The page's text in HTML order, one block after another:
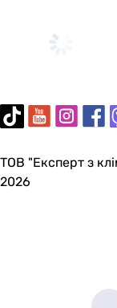
Grace
-
Solo
ТОВ "Експерт з
2026